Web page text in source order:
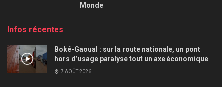
Monde
Infos récentes
Boké-Gaoual : sur la route nationale, un pont
hors d’usage paralyse tout un axe économique
7 AOÛT 2026